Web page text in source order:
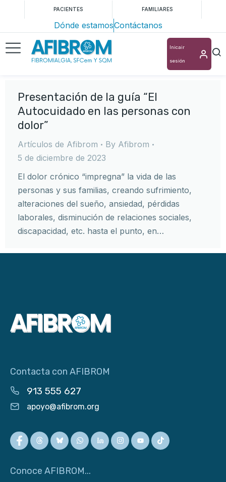
PACIENTES FAMILIARES
Dónde estamosContáctanos
Inicair
sesión
Presentación de la guía “El
Autocuidado en las personas con
dolor”
Artículos de Afibrom By Afibrom
5 de diciembre de 2023
El dolor crónico “impregna” la vida de las
personas y sus familias, creando sufrimiento,
alteraciones del sueño, ansiedad, pérdidas
laborales, disminución de relaciones sociales,
discapacidad, etc. hasta el punto, en…
Contacta con AFIBROM
913 555 627
apoyo@afibrom.org
Conoce AFIBROM...